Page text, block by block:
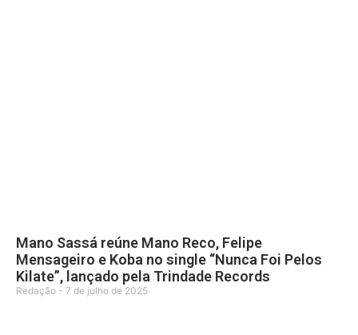
Mano Sassá reúne Mano Reco, Felipe
Mensageiro e Koba no single “Nunca Foi Pelos
Kilate”, lançado pela Trindade Records
Redação 7 de julho de 2025